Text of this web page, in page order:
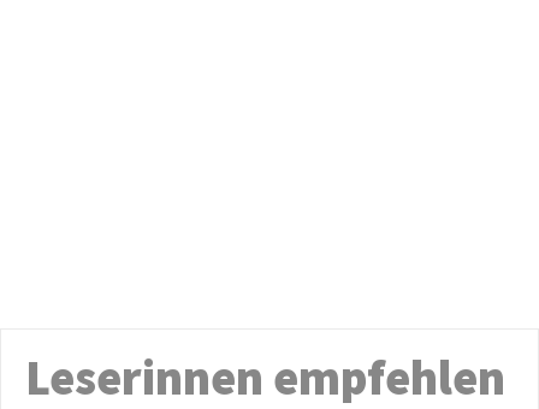
Leserinnen empfehlen